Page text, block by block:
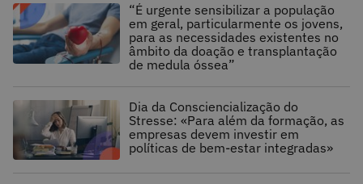
“É urgente sensibilizar a população
em geral, particularmente os jovens,
para as necessidades existentes no
âmbito da doação e transplantação
de medula óssea”
Dia da Consciencialização do
Stresse: «Para além da formação, as
empresas devem investir em
políticas de bem-estar integradas»